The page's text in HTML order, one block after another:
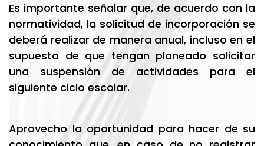
Es importante señalar que, de acuerdo con la
normatividad, la solicitud de incorporación se
deberá realizar de manera anual, incluso en el
supuesto de que tengan planeado solicitar
una suspensión de actividades para el
siguiente ciclo escolar.
Aprovecho la oportunidad para hacer de su